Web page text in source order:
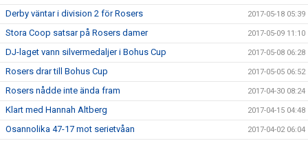
Derby väntar i division 2 för Rosers 2017-05-18 05:39
Stora Coop satsar på Rosers damer 2017-05-09 11:10
DJ-laget vann silvermedaljer i Bohus Cup 2017-05-08 06:28
Rosers drar till Bohus Cup 2017-05-05 06:52
Rosers nådde inte ända fram 2017-04-30 08:24
Klart med Hannah Altberg 2017-04-15 04:48
Osannolika 47-17 mot serietvåan 2017-04-02 06:04